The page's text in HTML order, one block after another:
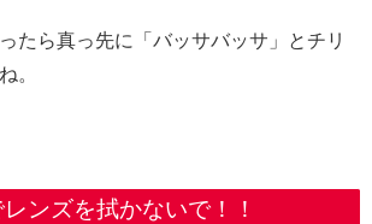
たら真っ先に「バッサバッサ」とチリ
。
ンズを拭かないで！！